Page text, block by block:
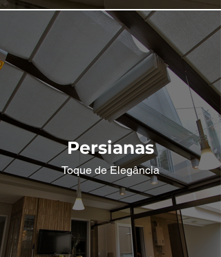
Persianas
Toque de Elegância